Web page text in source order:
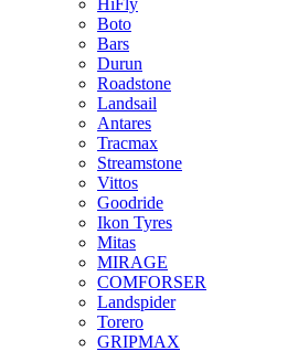
HiFly
Boto
Bars
Durun
Roadstone
Landsail
Antares
Tracmax
Streamstone
Vittos
Goodride
Ikon Tyres
Mitas
MIRAGE
COMFORSER
Landspider
Torero
GRIPMAX